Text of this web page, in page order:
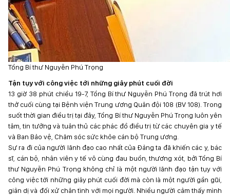
Tổng Bí thư Nguyễn Phú Trọng
Tận tụy với công việc tới những giây phút cuối đời
13 giờ 38 phút chiều 19-7, Tổng Bí thư Nguyễn Phú Trọng đã trút hơi
thở cuối cùng tại Bệnh viện Trung ương Quân đội 108 (BV 108). Trong
suốt thời gian điều trị tại đây, Tổng Bí thư Nguyễn Phú Trọng luôn yên
tâm, tin tưởng và tuân thủ các phác đồ điều trị từ các chuyên gia y tế
và Ban Bảo vệ, Chăm sóc sức khỏe cán bộ Trung ương.
Sự ra đi của người lãnh đạo cao nhất của Đảng ta đã khiến các y, bác
sĩ, cán bộ, nhân viên y tế vô cùng đau buồn, thương xót, bởi Tổng Bí
thư Nguyễn Phú Trọng không chỉ là một người lãnh đạo tận tụy với
công việc tới những giây phút cuối đời mà còn là một người gần gũi,
giản dị và đối xử chân tình với mọi người. Nhiều người cảm thấy mình